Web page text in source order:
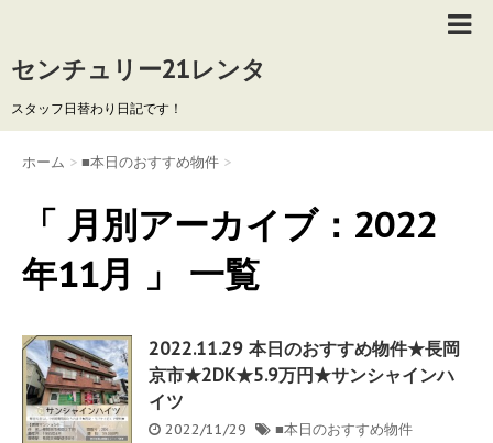
センチュリー21レンタ
スタッフ日替わり日記です！
ホーム > ■本日のおすすめ物件 >
「 月別アーカイブ：2022
年11月 」 一覧
2022.11.29 本日のおすすめ物件★長岡
京市★2DK★5.9万円★サンシャインハ
イツ
2022/11/29
■本日のおすすめ物件